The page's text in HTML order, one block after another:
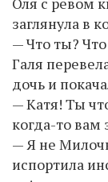
заглянула в
— Что ты?
Галя
дочь и
— Катя! Ты
когда-то вам
— Я не
испортила